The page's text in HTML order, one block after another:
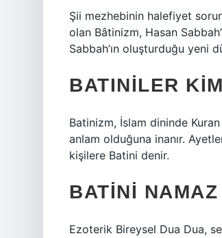
Şii mezhebinin halefiyet
olan Bâtinizm, Hasan
Sabbah’ın oluşturduğu yeni
BATINILER
Batinizm, İslam dininde
anlam olduğuna inanır.
kişilere Batini denir.
BATINI
Ezoterik Bireysel Dua Dua,